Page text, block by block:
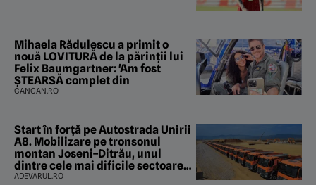
Mihaela Rădulescu a primit o
nouă LOVITURĂ de la părinții lui
Felix Baumgartner: 'Am fost
ȘTEARSĂ complet din
CANCAN.RO
Start în forță pe Autostrada Unirii
A8. Mobilizare pe tronsonul
montan Joseni–Ditrău, unul
dintre cele mai dificile sectoare
care traversează Carpații
ADEVARUL.RO